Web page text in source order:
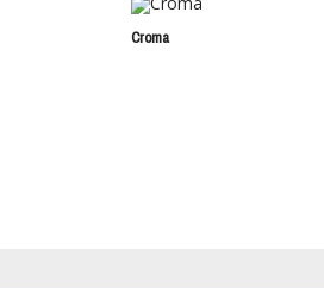
Croma